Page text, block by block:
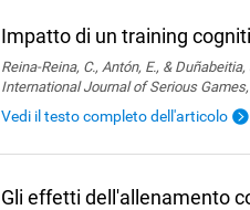
Impatto di un training
Reina-Reina, C., Antón, E., &
International Journal of Serious
Vedi il testo completo dell'articolo
Gli effetti dell'allenamento